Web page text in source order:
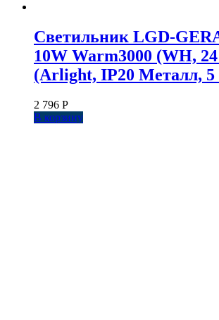
Светильник LGD-
10W Warm3000 (WH,
(Arlight, IP20 Металл, 5
2 796 Р
В корзину